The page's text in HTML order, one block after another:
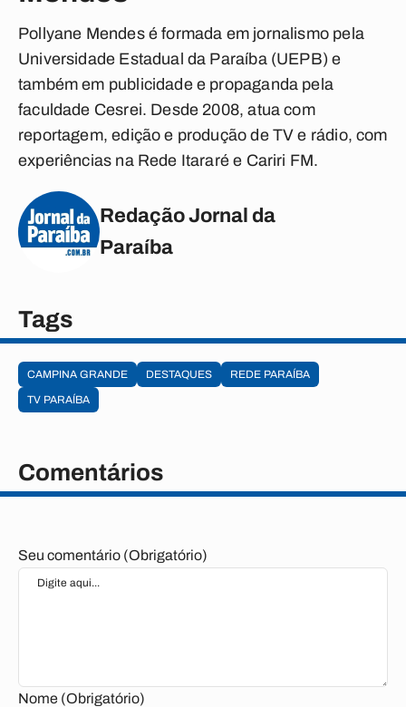
Pollyane Mendes é formada em jornalismo pela
Universidade Estadual da Paraíba (UEPB) e
também em publicidade e propaganda pela
faculdade Cesrei. Desde 2008, atua com
reportagem, edição e produção de TV e rádio, com
experiências na Rede Itararé e Cariri FM.
Redação Jornal da
Paraíba
Tags
CAMPINA GRANDE DESTAQUES
REDE PARAÍBA
TV PARAÍBA
Comentários
Seu comentário (Obrigatório)
Nome (Obrigatório)